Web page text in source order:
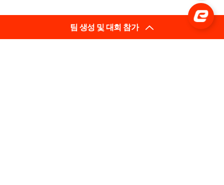
팀 생성 및 대회 참가